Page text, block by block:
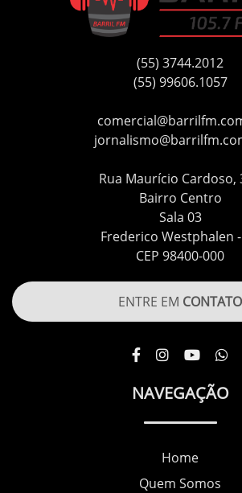
(55) 3744.2012
(55) 99606.1057
Rua Maurício Cardoso,
Bairro Centro
Sala 03
Frederico Westphalen -
CEP 98400-000
ENTRE EM CONTATO
NAVEGAÇÃO
Home
Quem Somos